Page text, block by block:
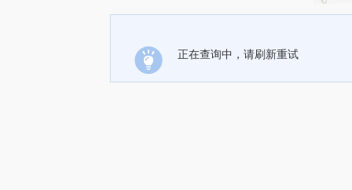
正在查询中，请刷新重试